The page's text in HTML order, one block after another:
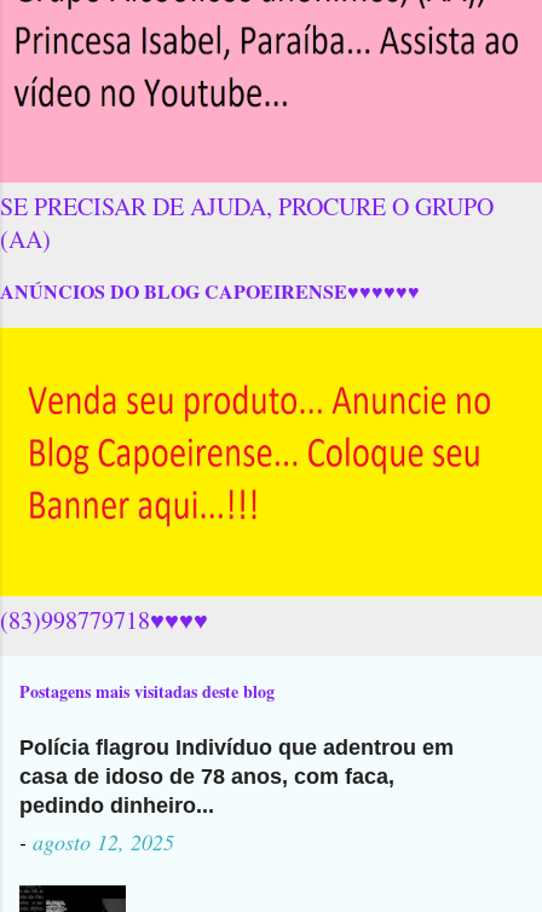
SE PRECISAR DE AJUDA, PROCURE O GRUPO
(AA)
ANÚNCIOS DO BLOG CAPOEIRENSE♥♥♥♥♥♥
(83)998779718♥♥♥♥
Postagens mais visitadas deste blog
Polícia flagrou Indivíduo que adentrou em
casa de idoso de 78 anos, com faca,
pedindo dinheiro...
- agosto 12, 2025